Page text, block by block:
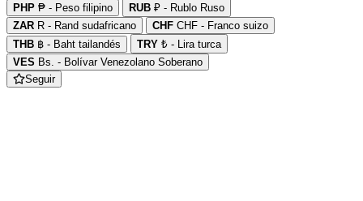
PHP ₱ - Peso filipino RUB ₽ - Rublo Ruso
ZAR R - Rand sudafricano CHF CHF - Franco suizo
THB ฿ - Baht tailandés TRY ₺ - Lira turca
VES Bs. - Bolívar Venezolano Soberano
Seguir